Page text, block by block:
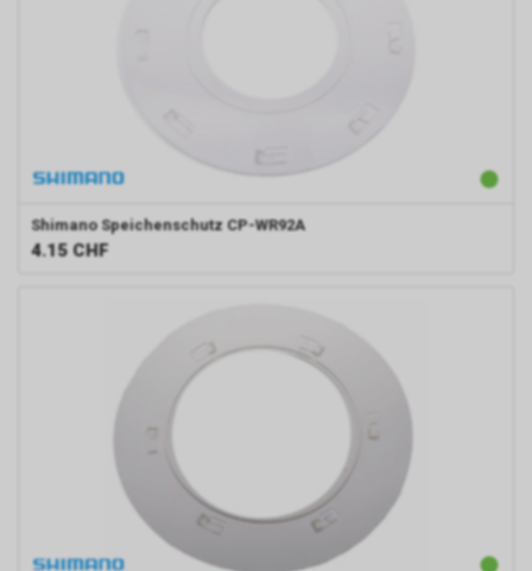
Shimano Speichenschutz CP-WR92A
4.15 CHF